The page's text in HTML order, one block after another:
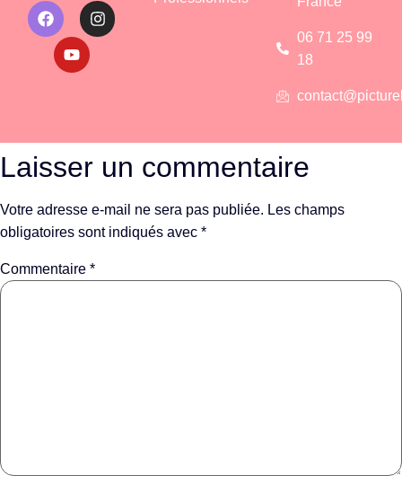
06 71 25 99
18
Laisser un commentaire
Votre adresse e-mail ne sera pas publiée. Les champs
obligatoires sont indiqués avec *
Commentaire *